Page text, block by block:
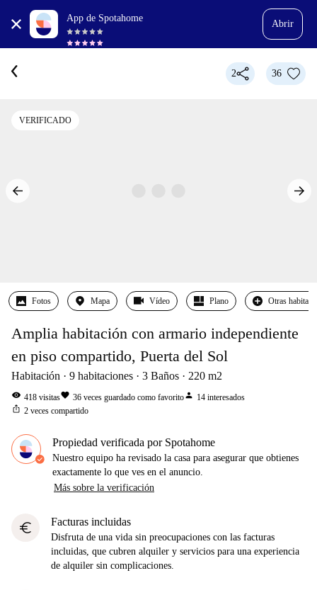
App de Spotahome
Abrir
2 36
VERIFICADO
Fotos Mapa Vídeo Plano Otras
Amplia habitación con armario independiente
en piso compartido, Puerta del Sol
Habitación 9 habitaciones 3 Baños 220 m2
visibility 418 visitasfavorite 36 veces guardado como favoritoperson 14 interesados
ios_share 2 veces compartido
Propiedad verificada por Spotahome
Nuestro equipo ha revisado la casa para asegurar que obtienes
exactamente lo que ves en el anuncio.
Más sobre la verificación
euro Facturas incluidas
Disfruta de una vida sin preocupaciones con las facturas
incluidas, que cubren alquiler y servicios para una experiencia
de alquiler sin complicaciones.